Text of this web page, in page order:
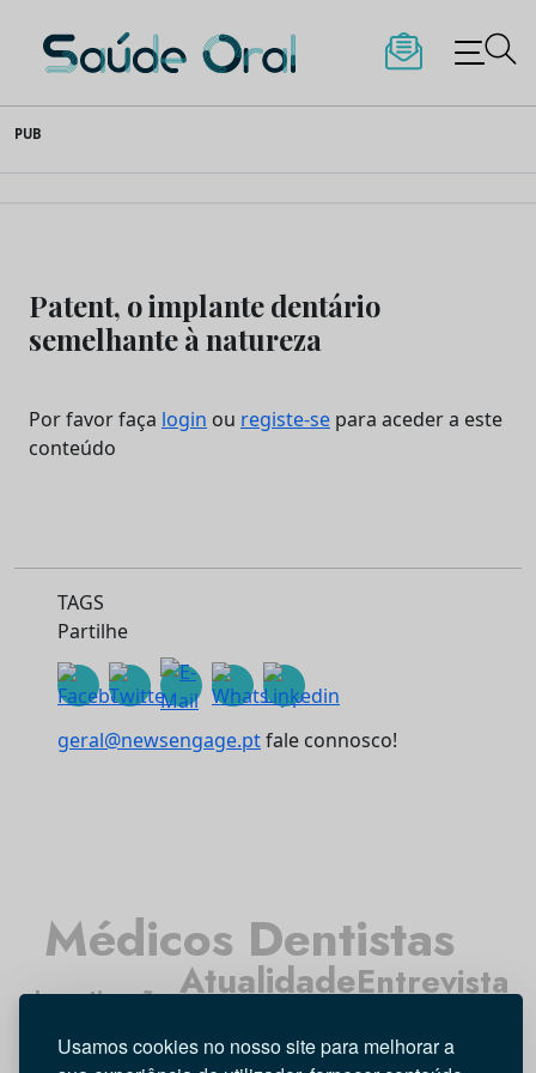
Usamos cookies no nosso site para melhorar a
to
content
Saúde Oral
PUB
Patent, o implante dentário
semelhante à natureza
Por favor faça login ou registe-se para aceder a este
conteúdo
TAGS
Partilhe
geral@newsengage.ptfale connosco!
Atualidade
Médicos Dentistas
Entrevista
Tecnologia
Investigação